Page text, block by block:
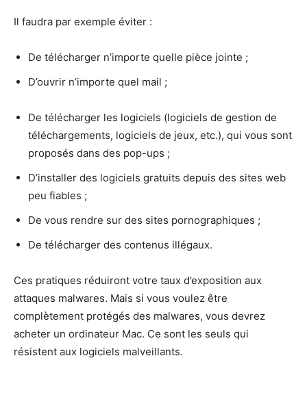
Il faudra par exemple éviter :
De télécharger n’importe quelle pièce jointe ;
D’ouvrir n’importe quel mail ;
De télécharger les logiciels (logiciels de gestion de
téléchargements, logiciels de jeux, etc.), qui vous sont
proposés dans des pop-ups ;
D’installer des logiciels gratuits depuis des sites web
peu fiables ;
De vous rendre sur des sites pornographiques ;
De télécharger des contenus illégaux.
Ces pratiques réduiront votre taux d’exposition aux
attaques malwares. Mais si vous voulez être
complètement protégés des malwares, vous devrez
acheter un ordinateur Mac. Ce sont les seuls qui
résistent aux logiciels malveillants.